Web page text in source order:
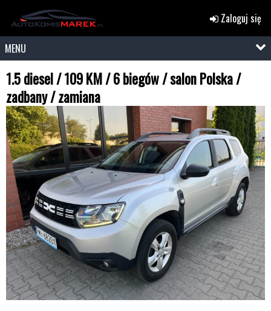
Zaloguj się
MENU
1.5 diesel / 109 KM / 6 biegów / salon Polska /
zadbany / zamiana